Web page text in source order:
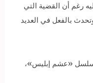
رغم أن القضية التي
بالفعل في العديد
«عشم إبليس»،